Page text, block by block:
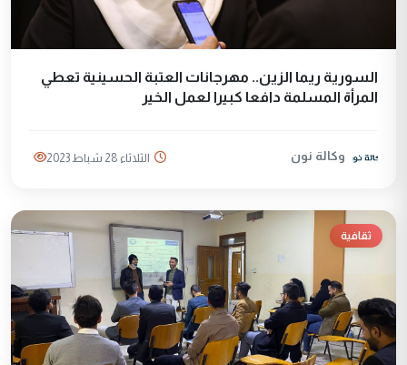
السورية ريما الزين.. مهرجانات العتبة الحسينية تعطي
المرأة المسلمة دافعا كبيرا لعمل الخير
وكالة نون الثلاثاء 28 شباط 2023
ثقافية